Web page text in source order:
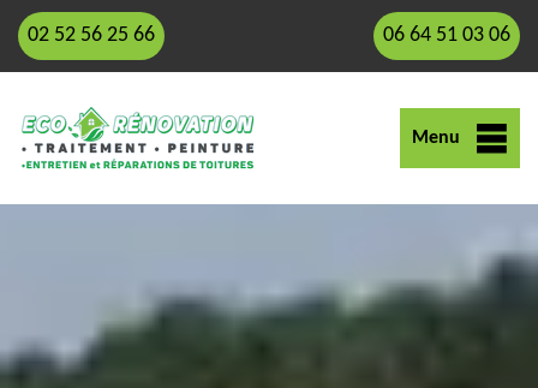
02 52 56 25 66 06 64 51 03 06
Menu